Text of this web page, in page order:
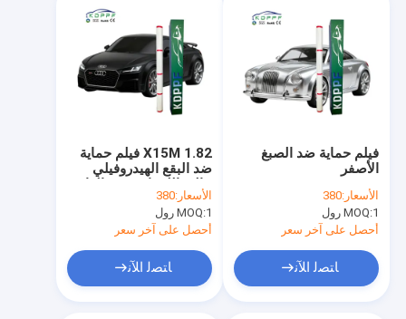
فيلم PPF الآلي
فيلم TPU سيارة
1.82 X15M فيلم حماية
ضد البقع الهيدروفيلي
الشفاء ضد الطلاء الأصفر
الأسعار:380
MOQ:1 رول
أحصل على آخر سعر
ﺎﺘﺼﻟ ﺍﻶﻧ
فيلم حماية ضد الصبغ
الأصفر
الأسعار:380
MOQ:1 رول
أحصل على آخر سعر
ﺎﺘﺼﻟ ﺍﻶﻧ